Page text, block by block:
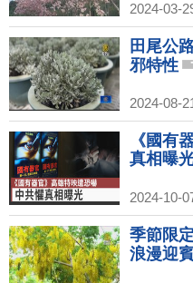
2024-03-
田尾公
邪特性
2024-08-
《國有
真相曝
2024-10-
季節限
浪漫迎